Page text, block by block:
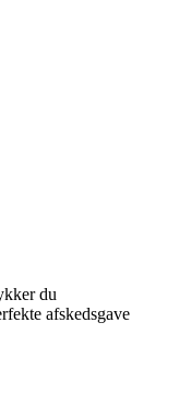
du
afskedsgave